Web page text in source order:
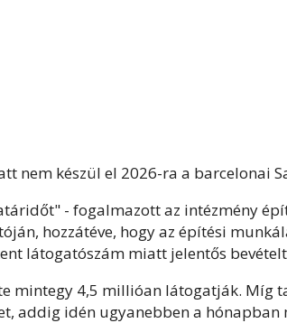
nem készül el 2026-ra a barcelonai
- fogalmazott az intézmény
hozzátéve, hogy az építési
látogatószám miatt jelentős
mintegy 4,5 millióan látogatják. Míg
addig idén ugyanebben a hónapban